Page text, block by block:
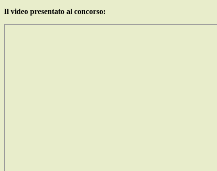
Il video presentato al concorso: